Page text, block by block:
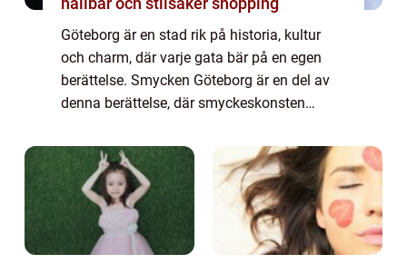
Göteborg är en stad rik på historia, kultur
och charm, där varje gata bär på en egen
berättelse. Smycken Göteborg är en del av
denna berättelse, där smyckeskonsten